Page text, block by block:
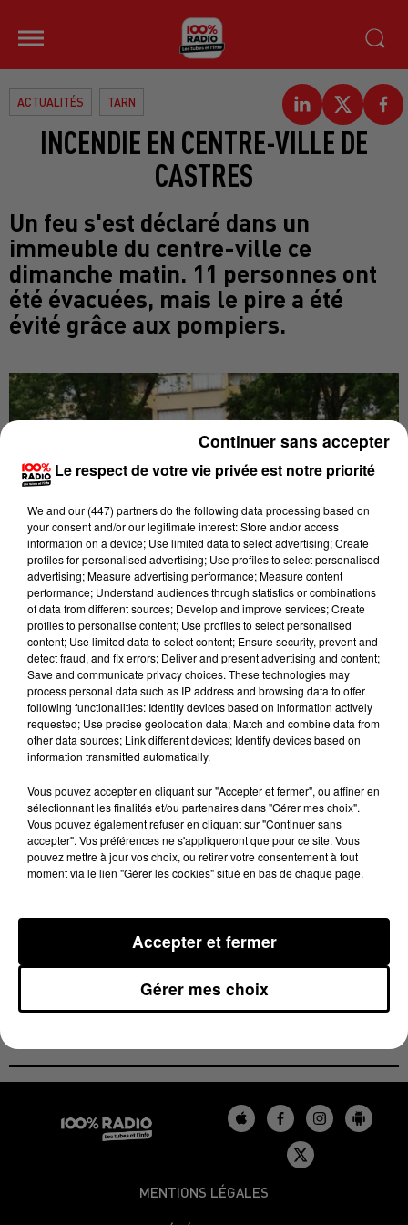
ACTUALITÉS TARN
INCENDIE EN CENTRE-VILLE DE
CASTRES
Un feu s'est déclaré dans un
immeuble du centre-ville ce
dimanche matin. 11 personnes ont
été évacuées, mais le pire a été
évité grâce aux pompiers.
Publié : 19 juin 2016 à 11h25
Les flammes ont démarré dans un appartement du
premier étage de cette habitation collective de la rue
d'Empare, peu avant 10h. L'origine reste encore
Les pompiers ont évacués 11 personnes, dont des
enfants. Le drame a été évité grâce aux soldats du
feu, qui ont réalisé 5 sauvetages, par échelle ou par
corde, de personnes coincées par les fumées.
propagation de la fumée a contraint à l'évacuation de
6 personnes vers l'hôpital du Pays d'Autan pour des
examens de contrôle.
Environ 35 pompiers étaient mobilisés.
MENTIONS LÉGALES
Le respect de votre vie privée est notre priorité
We and our (447) partnersdo the following data processing based on
your consent and/or our legitimate interest: Store and/or access
information on a device; Use limited data to select advertising; Create
profiles for personalised advertising; Use profiles to select personalised
advertising; Measure advertising performance; Measure content
performance; Understand audiences through statistics or combinations
of data from different sources; Develop and improve services; Create
profiles to personalise content; Use profiles to select personalised
content; Use limited data to select content; Ensure security, prevent and
detect fraud, and fix errors; Deliver and present advertising and content;
Save and communicate privacy choices. These technologies may
process personal data such as IP address and browsing data to offer
following functionalities: Identify devices based on information actively
requested; Use precise geolocation data; Match and combine data from
other data sources; Link different devices; Identify devices based on
information transmitted automatically.
Vous pouvez accepter en cliquant sur "Accepter et fermer", ou affiner en
sélectionnant les finalités et/ou partenaires dans "Gérer mes choix".
Vous pouvez également refuser en cliquant sur "Continuer sans
accepter". Vos préférences ne s'appliqueront que pour ce site. Vous
pouvez mettre à jour vos choix, ou retirer votre consentement à tout
moment via le lien "Gérer les cookies" situé en bas de chaque page.
Gérer mes choix
Accepter et fermer
Continuer sans accepter